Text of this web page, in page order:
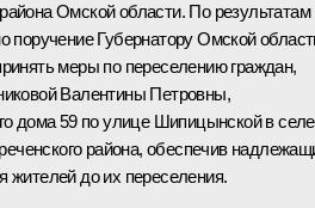
Омской области. По результатам
поручение Губернатору Омской
меры по переселению граждан,
Валентины Петровны,
дома 59 по улице Шипицынской в селе
района, обеспечив
жителей до их переселения.